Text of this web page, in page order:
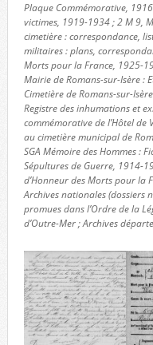
Plaque Commémorative,
victimes, 1919-1934 ; 2 M 9,
cimetière : correspondance,
militaires : plans,
Morts pour la France, 1925-
Mairie de Romans-sur-Isère :
Cimetière de Romans-sur-
Registre des inhumations et
commémorative de l’Hôtel de
au cimetière municipal de
SGA Mémoire des Hommes :
Sépultures de Guerre, 1914-
d’Honneur des Morts pour la
Archives nationales (dossiers
promues dans l’Ordre de la
d’Outre-Mer ; Archives